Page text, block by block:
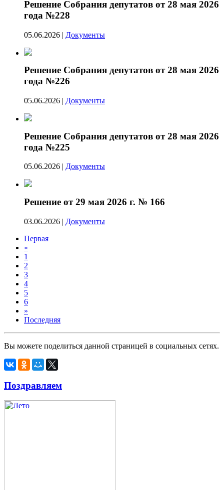
Решение Собрания депутатов от 28 мая 2026
года №228
05.06.2026 | Документы
Решение Собрания депутатов от 28 мая 2026
года №226
05.06.2026 | Документы
Решение Собрания депутатов от 28 мая 2026
года №225
05.06.2026 | Документы
Решение от 29 мая 2026 г. № 166
03.06.2026 | Документы
Первая
«
1
2
3
4
5
6
»
Последняя
Вы можете поделиться данной страницей в социальных сетях.
Поздравляем